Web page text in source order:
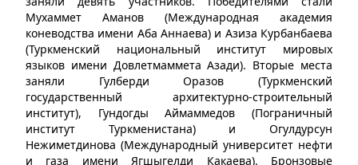
Мухаммет Аманов (Международная академия
коневодства имени Аба Аннаева) и Азиза Курбанбаева
(Туркменский национальный институт мировых
языков имени Довлетмаммета Азади). Вторые места
заняли Гулберди Оразов (Туркменский
государственный архитектурно-строительный
институт), Гундогды Аймаммедов (Пограничный
институт Туркменистана) и Огулдурсун
Нежиметдинова (Международный университет нефти
и газа имени Ягшыгелди Какаева). Бронзовые